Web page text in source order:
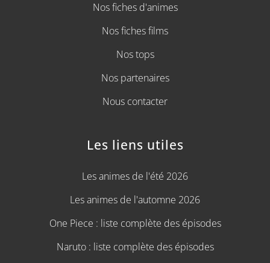
Nos fiches d'animes
Nos fiches films
Nos tops
Nos partenaires
Nous contacter
Les liens utiles
Les animes de l'été 2026
Les animes de l'automne 2026
One Piece : liste complète des épisodes
Naruto : liste complète des épisodes